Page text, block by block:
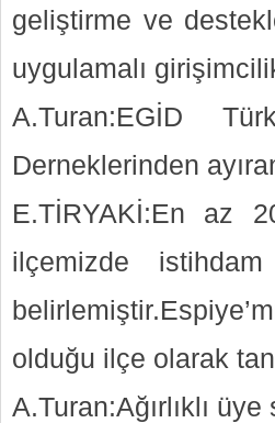
geliştirme ve
uygulamalı
A.Turan:EGİD
Derneklerinden
E.TİRYAKİ:En az
ilçemizde
olduğu ilçe olarak
A.Turan:Ağırlıklı